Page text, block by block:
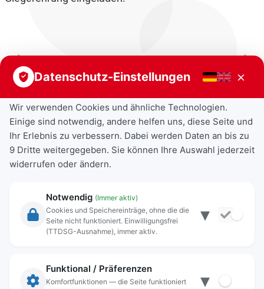
Rechtliche Angaben
Datenschutz
Anschrift
Datenschutz-Einstellungen ×
Wir verwenden Cookies und ähnliche Technologien.
Einige sind notwendig, andere helfen uns, diese Seite und
Ihr Erlebnis zu verbessern. Dabei werden Daten an bis zu
9 Dritte weitergegeben. Sie können Ihre Auswahl jederzeit
widerrufen oder ändern.
Notwendig (Immer aktiv)
Cookies und Speichereinträge, ohne die die
Seite nicht funktioniert. Einwilligungsfrei
(TTDSG-Ausnahme), immer aktiv.
▾
Funktional / Präferenzen
Komfortfunktionen — die Seite funktioniert
▾